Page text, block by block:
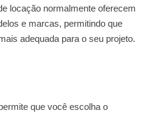
locação normalmente oferecem
e marcas, permitindo que
adequada para o seu projeto.
que você escolha o